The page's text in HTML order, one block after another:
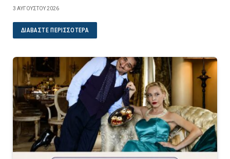
3 ΑΥΓΟΎΣΤΟΥ 2026
ΔΙΑΒΆΣΤΕ ΠΕΡΙΣΣΌΤΕΡΑ